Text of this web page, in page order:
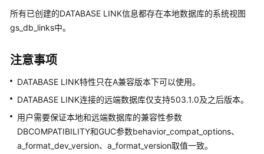
介
绍
计
说
明
快
速
入
所有已创建的DATABASE LINK信息都存在本地数据库的系统视图
gs_db_links中。
注意事项
DATABASE LINK特性只在A兼容版本下可以使用。
DATABASE LINK连接的远端数据库仅支持503.1.0及之后版本。
用户需要保证本地和远端数据库的兼容性参数
DBCOMPATIBILITY和GUC参数behavior_compat_options、
a_format_dev_version、a_format_version取值一致。